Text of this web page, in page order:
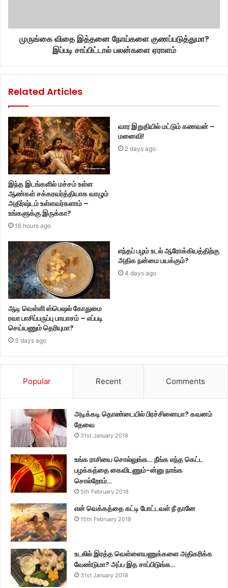
முருங்கை விதை இத்தனை நோய்களை குணப்படுத்துமா?
இப்படி சாப்பிட்டால் பலன்களை ஏராளம்
Related Articles
இந்த இடங்களில் மச்சம் உள்ள
ஆண்கள் சக்கரவர்த்தியாக வாழும்
அதிர்ஷ்டம் உள்ளவர்களாம் –
உங்களுக்கு இருக்கா?
16 hours ago
வார இறுதியில் மட்டும் கணவன் –
மனைவி!
2 days ago
ஆடி வெள்ளி ஸ்பெஷல் கோதுமை
ரவா பாசிப்பருப்பு பாயாசம் – எப்படி
செய்யணும் தெரியுமா?
3 days ago
எந்தப் பழம் உடல் ஆரோக்கியத்திற்கு
அதிக நன்மை பயக்கும்?
4 days ago
Popular Recent Comments
அடிக்கடி தொண்டையில் பிரச்சினையா? கவனம்
தேவை
31st January 2018
உங்க ராசியை சொல்லுங்க… நீங்க எந்த கெட்ட
பழக்கத்தை கைவிடணும்-ன்னு நாங்க
சொல்றோம்…
5th February 2018
என் வெக்கத்தை கட்டி போட்டவள் நீ தானே
15th February 2018
உடலில் இரத்த வெள்ளையணுக்களை அதிகரிக்க
வேண்டுமா? அப்ப இத சாப்பிடுங்க…
31st January 2018